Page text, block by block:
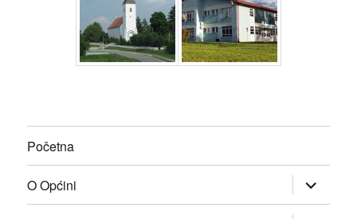
Početna
O Općini proširi